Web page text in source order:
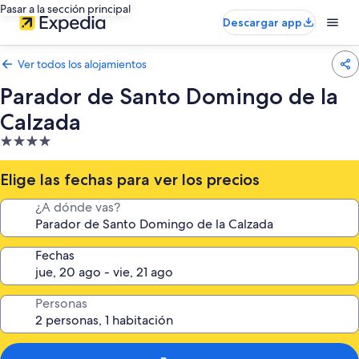
Pasar a la sección principal
Descargar app
Ver todos los alojamientos
Parador de Santo Domingo de la
Calzada
Alojamiento
de
4.0 estrellas
Elige las fechas para ver los precios
¿A dónde vas?
Fechas
Personas